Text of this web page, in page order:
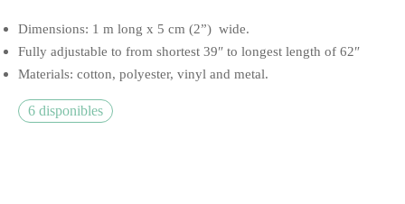
Dimensions: 1 m long x 5 cm (2”) wide.
Fully adjustable to from shortest 39″ to longest length of 62″
Materials: cotton, polyester, vinyl and metal.
6 disponibles